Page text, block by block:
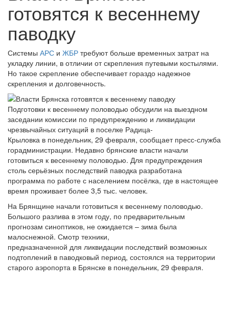
готовятся к весеннему
паводку
Системы АРС и ЖБР требуют больше временных затрат на
укладку линии, в отличии от скрепления путевыми костылями.
Но такое скрепление обеспечивает гораздо надежное
скрепления и долговечность.
Подготовки к весеннему половодью обсудили на выездном
заседании комиссии по предупреждению и ликвидации
чрезвычайных ситуаций в поселке Радица-
Крыловка в понедельник, 29 февраля, сообщает пресс-служба
горадминистрации. Недавно брянские власти начали
готовиться к весеннему половодью. Для предупреждения
столь серьёзных последствий паводка разработана
программа по работе с населением посёлка, где в настоящее
время проживает более 3,5 тыс. человек.
На Брянщине начали готовиться к весеннему половодью.
Большого разлива в этом году, по предварительным
прогнозам синоптиков, не ожидается – зима была
малоснежной. Смотр техники,
предназначенной для ликвидации последствий возможных
подтоплений в паводковый период, состоялся на территории
старого аэропорта в Брянске в понедельник, 29 февраля.